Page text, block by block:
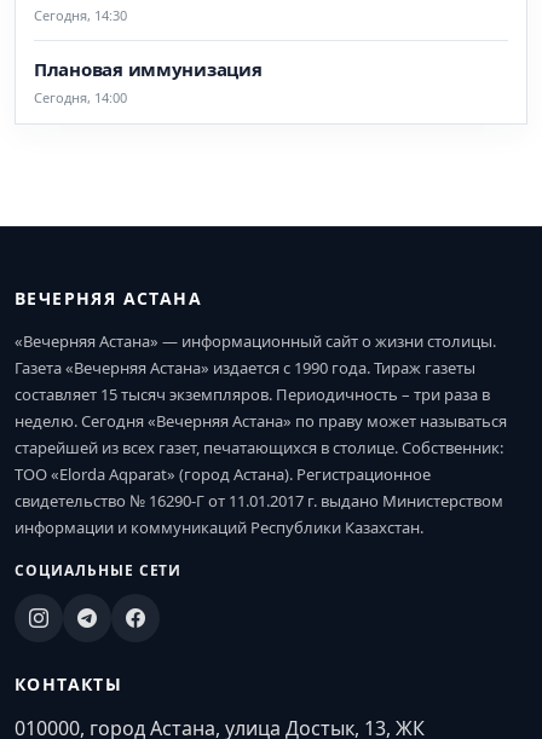
Сегодня, 14:30
Плановая иммунизация
Сегодня, 14:00
ВЕЧЕРНЯЯ АСТАНА
«Вечерняя Астана» — информационный сайт о жизни столицы.
Газета «Вечерняя Астана» издается с 1990 года. Тираж газеты
составляет 15 тысяч экземпляров. Периодичность – три раза в
неделю. Сегодня «Вечерняя Астана» по праву может называться
старейшей из всех газет, печатающихся в столице. Собственник:
ТОО «Elorda Aqparat» (город Астана). Регистрационное
свидетельство № 16290-Г от 11.01.2017 г. выдано Министерством
информации и коммуникаций Республики Казахстан.
СОЦИАЛЬНЫЕ СЕТИ
КОНТАКТЫ
010000, город Астана, улица Достык, 13, ЖК